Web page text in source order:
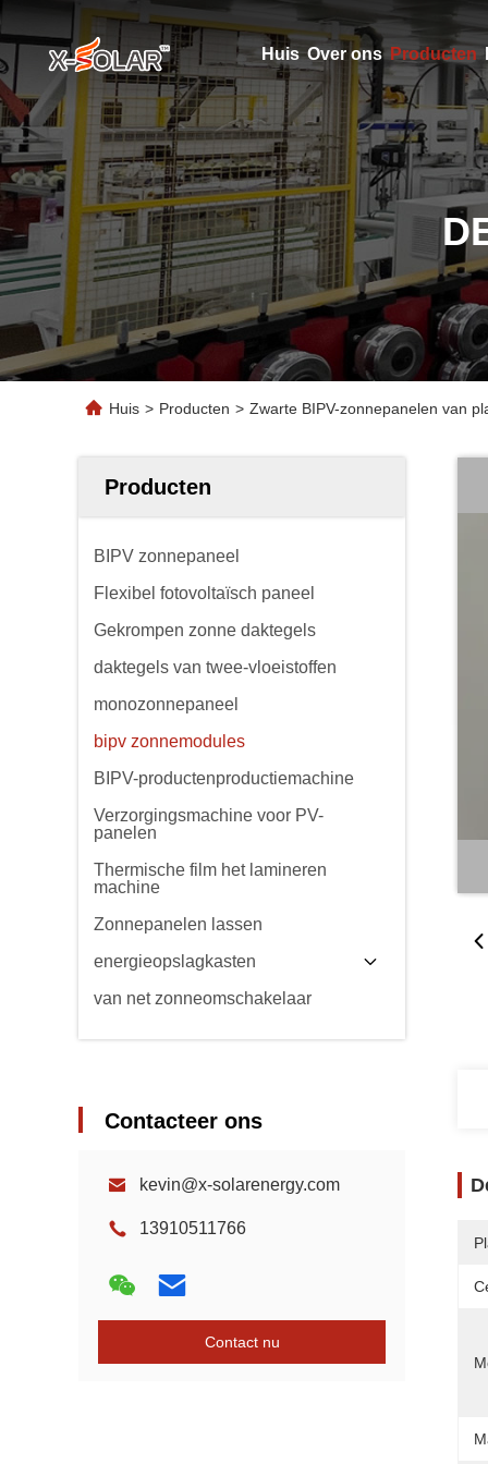
Huis Over ons Producten
Huis > Producten > Zwarte BIPV-zonnepanelen van
Producten
BIPV zonnepaneel
Flexibel fotovoltaïsch paneel
Gekrompen zonne daktegels
daktegels van twee-vloeistoffen
monozonnepaneel
bipv zonnemodules
BIPV-productenproductiemachine
Verzorgingsmachine voor PV-
panelen
Thermische film het lamineren
machine
Zonnepanelen lassen
energieopslagkasten
van net zonneomschakelaar
Contacteer ons
kevin@x-solarenergy.com
13910511766
Contact nu